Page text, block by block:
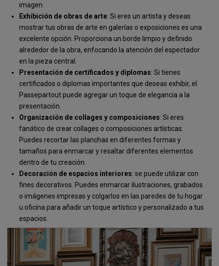
imagen.
Exhibición de obras de arte: Si eres un artista y deseas
mostrar tus obras de arte en galerías o exposiciones es una
excelente opción. Proporciona un borde limpio y definido
alrededor de la obra, enfocando la atención del espectador
en la pieza central.
Presentación de certificados y diplomas: Si tienes
certificados o diplomas importantes que deseas exhibir, el
Passepartout puede agregar un toque de elegancia a la
presentación.
Organización de collages y composiciones: Si eres
fanático de crear collages o composiciones artísticas.
Puedes recortar las planchas en diferentes formas y
tamaños para enmarcar y resaltar diferentes elementos
dentro de tu creación.
Decoración de espacios interiores: se puede utilizar con
fines decorativos. Puedes enmarcar ilustraciones, grabados
o imágenes impresas y colgarlos en las paredes de tu hogar
u oficina para añadir un toque artístico y personalizado a tus
espacios.